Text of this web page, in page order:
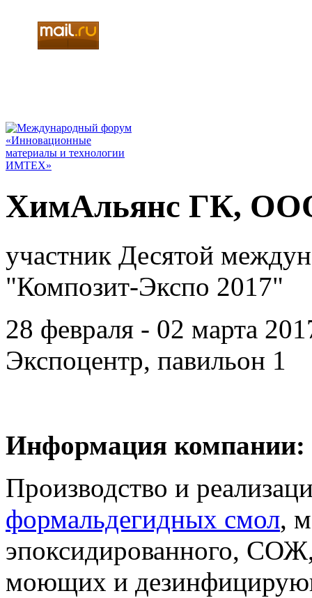
ХимАльянс ГК,
участник Десятой
"Композит-Экспо 2017"
28 февраля - 02 марта
Экспоцентр, павильон 1
Информация компании:
Производство и
формальдегидных смол,
эпоксидированного,
моющих и